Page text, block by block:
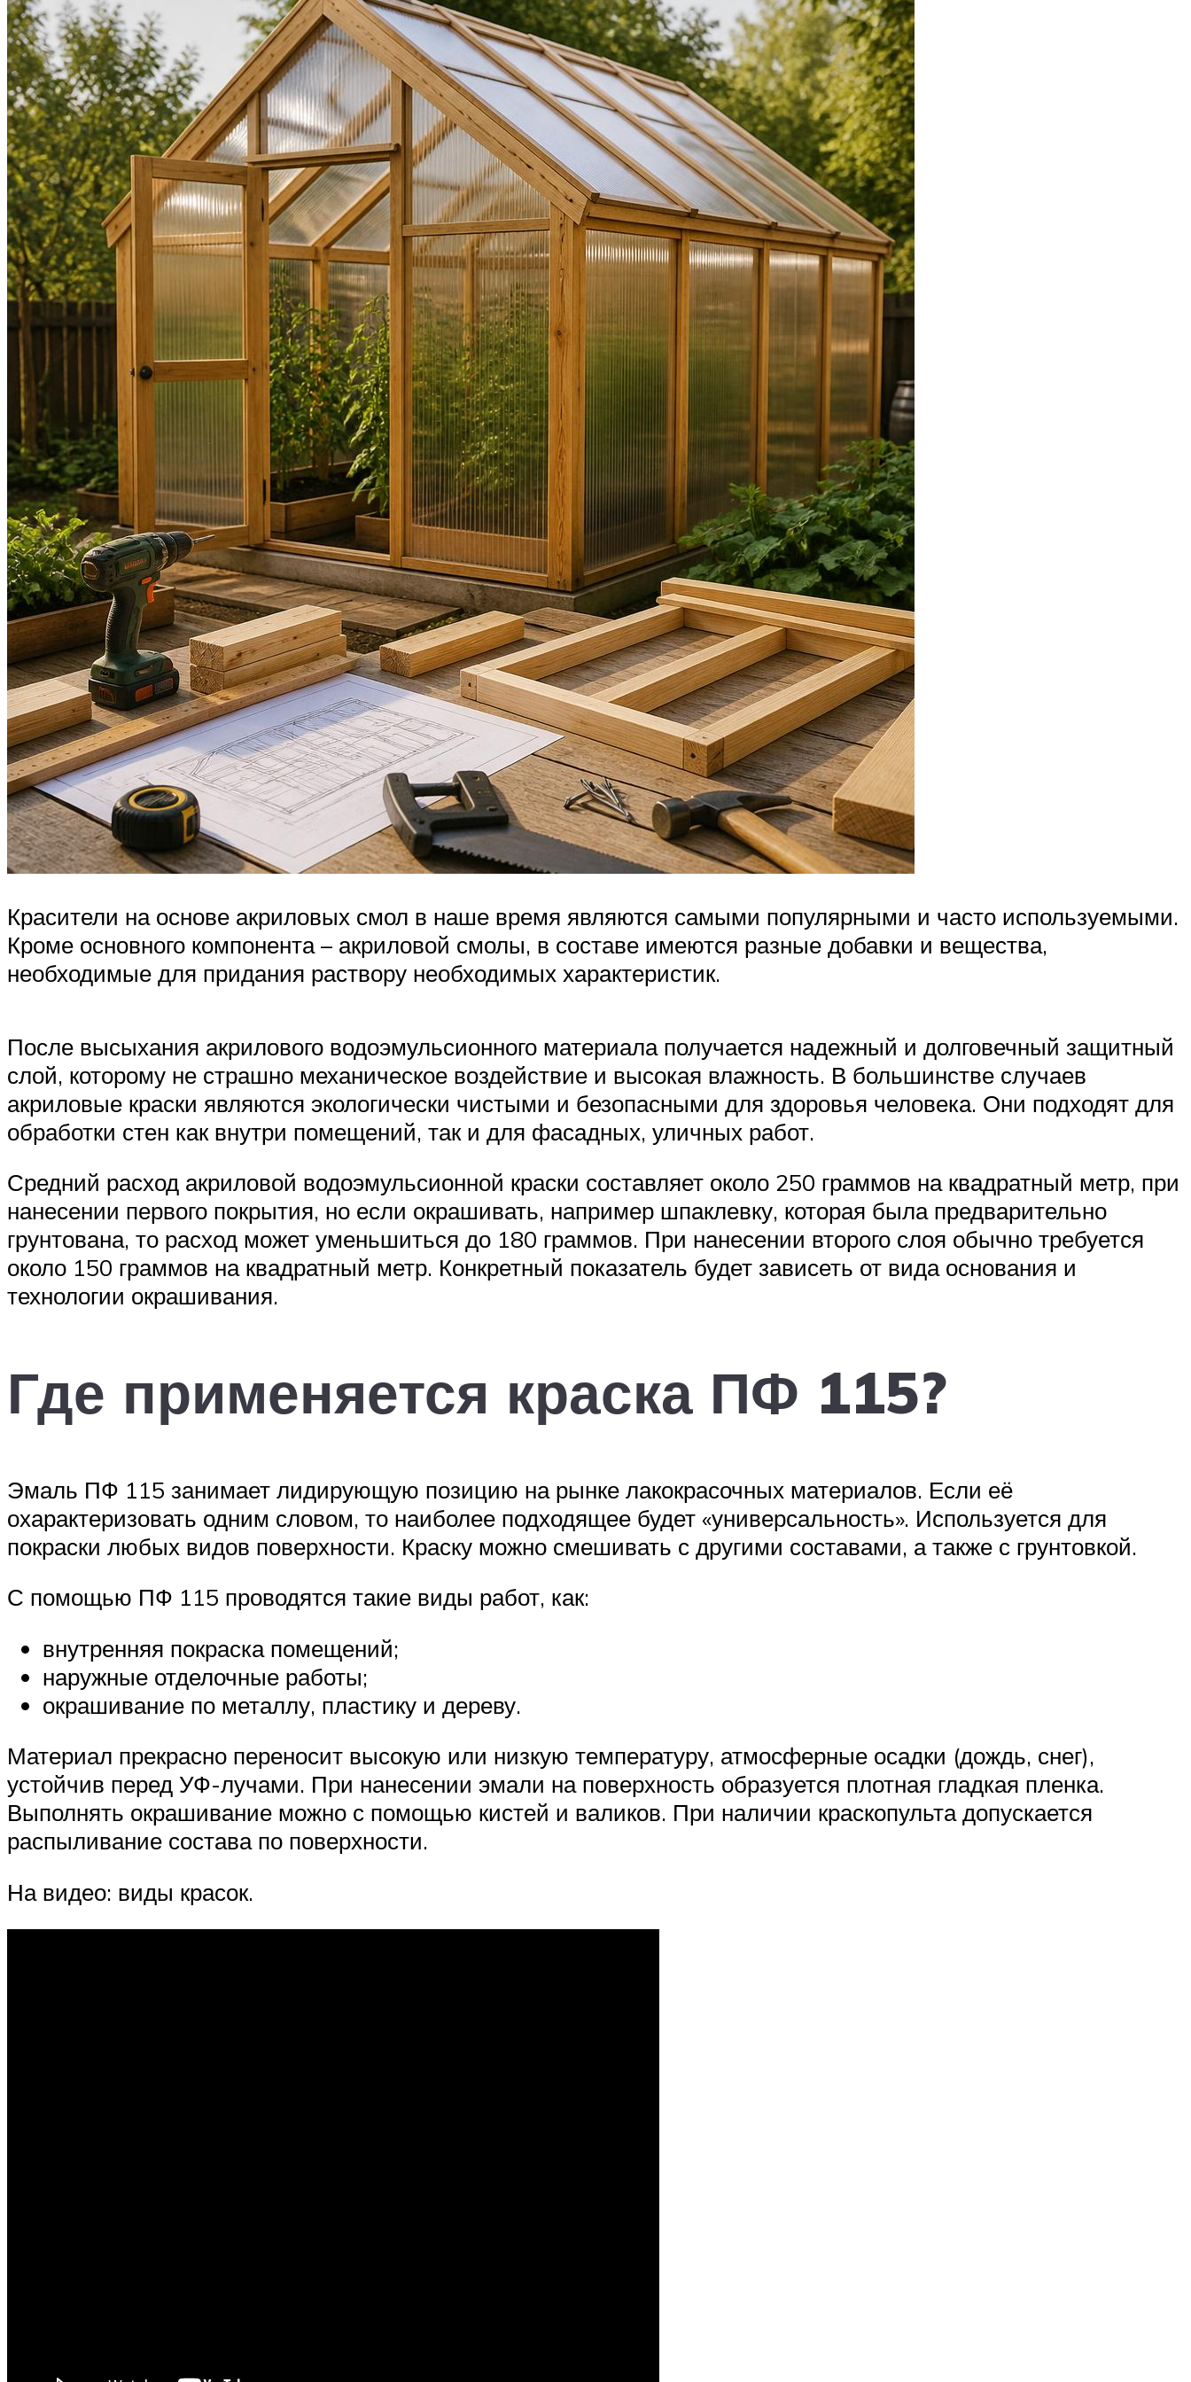
Красители на основе акриловых смол в наше время являются самыми популярными и часто используемыми.
Кроме основного компонента – акриловой смолы, в составе имеются разные добавки и вещества,
необходимые для придания раствору необходимых характеристик.
После высыхания акрилового водоэмульсионного материала получается надежный и долговечный защитный
слой, которому не страшно механическое воздействие и высокая влажность. В большинстве случаев
акриловые краски являются экологически чистыми и безопасными для здоровья человека. Они подходят для
обработки стен как внутри помещений, так и для фасадных, уличных работ.
Средний расход акриловой водоэмульсионной краски составляет около 250 граммов на квадратный метр, при
нанесении первого покрытия, но если окрашивать, например шпаклевку, которая была предварительно
грунтована, то расход может уменьшиться до 180 граммов. При нанесении второго слоя обычно требуется
около 150 граммов на квадратный метр. Конкретный показатель будет зависеть от вида основания и
технологии окрашивания.
Где применяется краска ПФ 115?
Эмаль ПФ 115 занимает лидирующую позицию на рынке лакокрасочных материалов. Если её
охарактеризовать одним словом, то наиболее подходящее будет «универсальность». Используется для
покраски любых видов поверхности. Краску можно смешивать с другими составами, а также с грунтовкой.
С помощью ПФ 115 проводятся такие виды работ, как:
внутренняя покраска помещений;
наружные отделочные работы;
окрашивание по металлу, пластику и дереву.
Материал прекрасно переносит высокую или низкую температуру, атмосферные осадки (дождь, снег),
устойчив перед УФ-лучами. При нанесении эмали на поверхность образуется плотная гладкая пленка.
Выполнять окрашивание можно с помощью кистей и валиков. При наличии краскопульта допускается
распыливание состава по поверхности.
На видео: виды красок.